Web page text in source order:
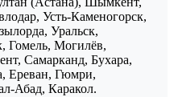
Усть-Каменогорск,
Уральск,
Гомель, Могилёв,
Самарканд, Бухара,
Ереван, Гюмри,
Абад, Каракол.